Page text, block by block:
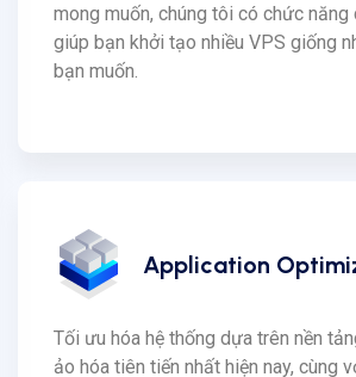
mong muốn, chúng tôi có chức
giúp bạn khởi tạo nhiều VPS giống
bạn muốn.
Application
Tối ưu hóa hệ thống dựa trên nền
ảo hóa tiên tiến nhất hiện nay, cùng